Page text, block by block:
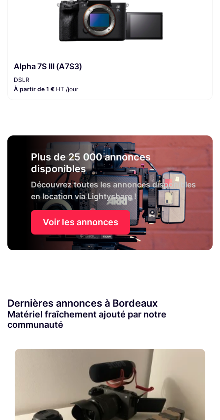
Alpha 7S III (A7S3)
DSLR
À partir de 1 € HT /jour
Plus de 25 000 annonces
disponibles
Découvrez toutes les annonces disponibles
en location via Lightyshare !
Voir les annonces
Dernières annonces à Bordeaux
Matériel fraîchement ajouté par notre
communauté